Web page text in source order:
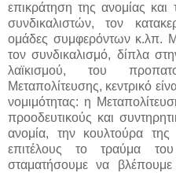
επικράτηση της ανομίας
συνδικαλιστών, τον
ομάδες συμφερόντων κ.λπ.
τον συνδικαλισμό, δίπλα
λαϊκισμού, του
Μεταπολίτευσης, κεντρικό
νομιμότητας: η
προοδευτικούς και
ανομία, την κουλτούρα
επιτέλους το τραύμα
σταματήσουμε να